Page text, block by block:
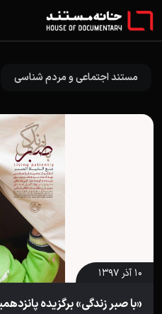
مستند اجتماعی و مردم شناسی
۱۰ آذر ۱۳۹۷
«با صبر زندگی» برگزیده